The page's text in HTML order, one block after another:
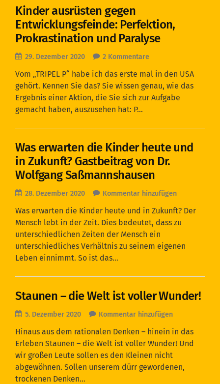
Kinder ausrüsten gegen
Entwicklungsfeinde: Perfektion,
Prokrastination und Paralyse
29. Dezember 2020 2 Kommentare
Vom „TRIPEL P“ habe ich das erste mal in den USA
gehört. Kennen Sie das? Sie wissen genau, wie das
Ergebnis einer Aktion, die Sie sich zur Aufgabe
gemacht haben, auszusehen hat: P…
Was erwarten die Kinder heute und
in Zukunft? Gastbeitrag von Dr.
Wolfgang Saßmannshausen
28. Dezember 2020 Kommentar hinzufügen
Was erwarten die Kinder heute und in Zukunft? Der
Mensch lebt in der Zeit. Dies bedeutet, dass zu
unterschiedlichen Zeiten der Mensch ein
unterschiedliches Verhältnis zu seinem eigenen
Leben einnimmt. So ist das…
Staunen – die Welt ist voller Wunder!
5. Dezember 2020 Kommentar hinzufügen
Hinaus aus dem rationalen Denken – hinein in das
Erleben Staunen – die Welt ist voller Wunder! Und
wir großen Leute sollen es den Kleinen nicht
abgewöhnen. Sollen unserem dürr gewordenen,
trockenen Denken…